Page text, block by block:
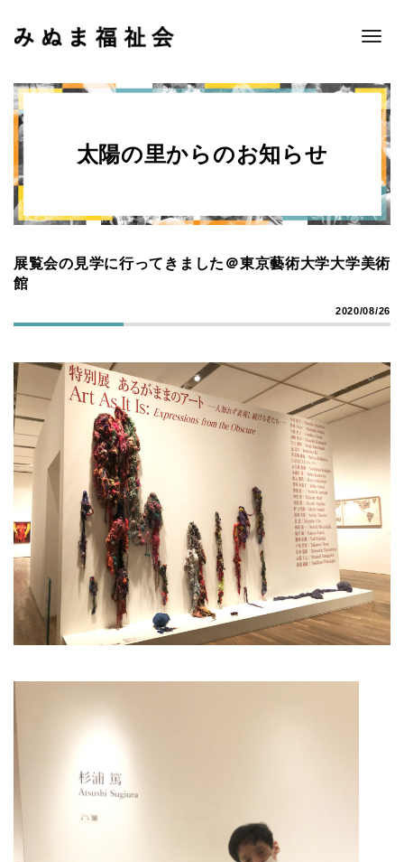
Toggle
太陽の里からのお知らせ
展覧会の見学に行ってきました＠東京藝術大学大学美術
館
2020/08/26